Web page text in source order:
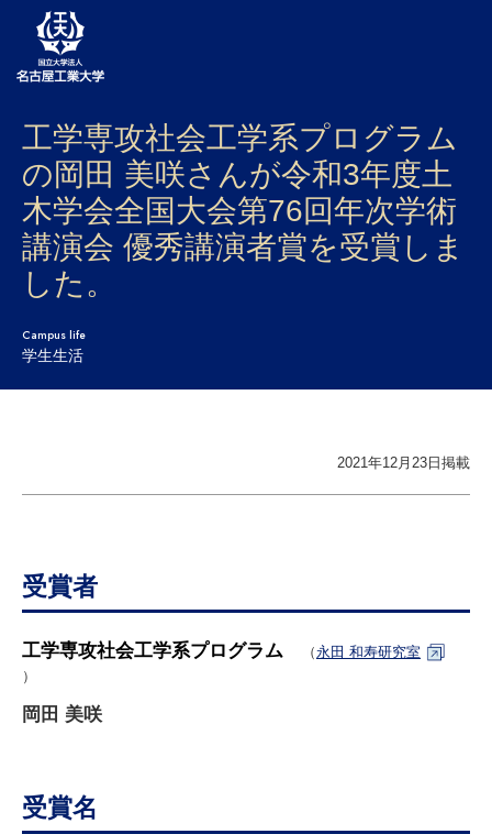
大学案内
学部・大学院・センター
入試
学生生活
研究・産学官連携
受験生
企業・研究者
地域・一般
寄附のお願い
工学専攻社会工学系プログラム
の岡田 美咲さんが令和3年度土
木学会全国大会第76回年次学術
講演会 優秀講演者賞を受賞しま
した。
Campus life
学生生活
2021年12月23日掲載
受賞者
工学専攻社会工学系プログラム （永田 和寿研究室
）
岡田 美咲
受賞名